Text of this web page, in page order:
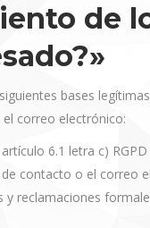
de
siguientes bases
correo electrónico:
6.1 letra c)
contacto o el correo
reclamaciones